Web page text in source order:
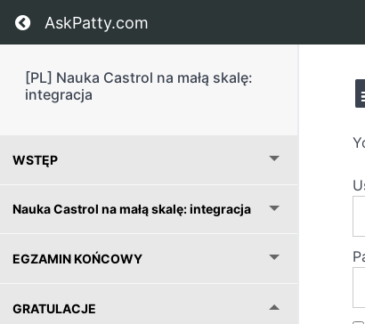
Return to course: [PL] Nauka Castrol na
AskPatty.com
[PL] Nauka Castrol na małą skalę:
integracja
WSTĘP
Nauka Castrol na małą skalę: integracja
EGZAMIN KOŃCOWY
GRATULACJE